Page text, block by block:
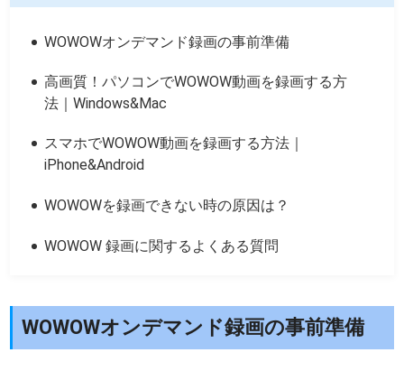
WOWOWオンデマンド録画の事前準備
高画質！パソコンでWOWOW動画を録画する方
法｜Windows&Mac
スマホでWOWOW動画を録画する方法｜
iPhone&Android
WOWOWを録画できない時の原因は？
WOWOW 録画に関するよくある質問
WOWOWオンデマンド録画の事前準備